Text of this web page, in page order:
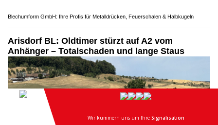
Blechumform GmbH: Ihre Profis für Metalldrücken, Feuerschalen & Halbkugeln
Arisdorf BL: Oldtimer stürzt auf A2 vom
Anhänger – Totalschaden und lange Staus